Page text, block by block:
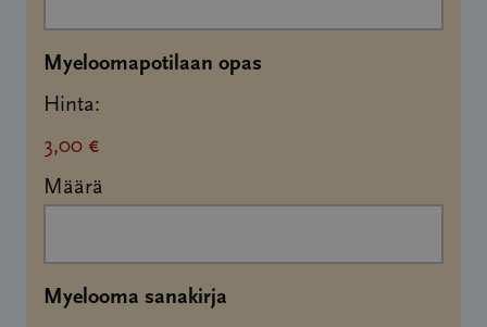
Myeloomapotilaan opas
Hinta:
3,00 €
Määrä
Myelooma sanakirja